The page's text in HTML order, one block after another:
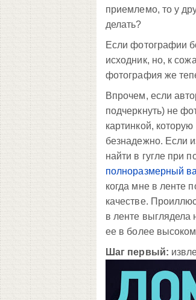
приемлемо, то у
делать?
Если фотографии
исходник, но, к
фотография же
Впрочем, если
подчеркнуть) не
картинкой,
безнадежно. Если
найти в гугле при
полноразмерный
когда мне в ленте
качестве.
в ленте выглядела
ее в более
Шаг первый: